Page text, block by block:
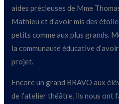
aides précieuses de Mme
Mathieu et d’avoir mis des
petits comme aux plus grands.
la communauté éducative
projet.
Encore un grand BRAVO aux
de l’atelier théâtre, ils nous ont